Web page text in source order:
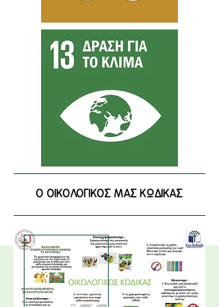
Ο ΟΙΚΟΛΟΓΙΚΟΣ ΜΑΣ ΚΩΔΙΚΑΣ